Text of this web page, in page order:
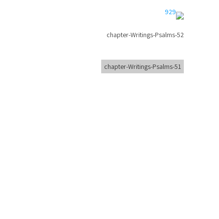
chapter-Writings-Psalms-52
chapter-Writings-Psalms-51